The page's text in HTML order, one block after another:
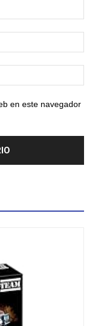
en este navegador